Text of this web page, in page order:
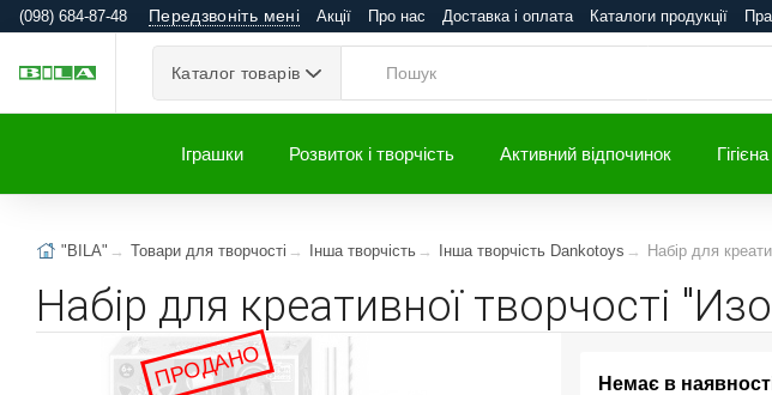
(098) 684-87-48 Передзвоніть мені Акції Про нас Доставка і оплата Каталоги продукції
Каталог товарів
Іграшки Розвиток і творчість Активний відпочинок
"BILA" Товари для творчості Інша творчість Інша творчість Dankotoys Набір для
Набір для креативної творчості
ПРОДАНО Немає в